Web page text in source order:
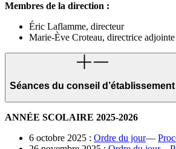
Membres de la direction :
Éric Laflamme, directeur
Marie-Ève Croteau, directrice adjointe
Séances du conseil d’établissement
ANNÉE SCOLAIRE 2025-2026
6 octobre 2025 : Ordre du jour—